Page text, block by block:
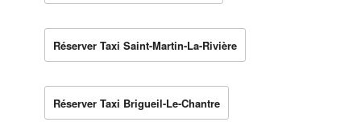
Réserver Taxi Saint-Martin-La-Rivière
Réserver Taxi Brigueil-Le-Chantre